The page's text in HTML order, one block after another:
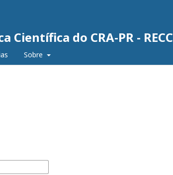
Científica do CRA-PR - RECC
Sobre